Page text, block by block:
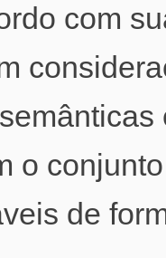
com
o
de